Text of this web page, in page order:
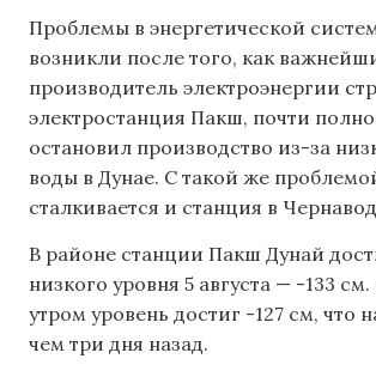
Проблемы в энергетической
возникли после того, как
производитель электроэнергии
электростанция Пакш, почти
остановил производство из-за
воды в Дунае. С такой же
сталкивается и станция в
В районе станции Пакш Дунай
низкого уровня 5 августа — -133
утром уровень достиг -127 см, что
чем три дня назад.